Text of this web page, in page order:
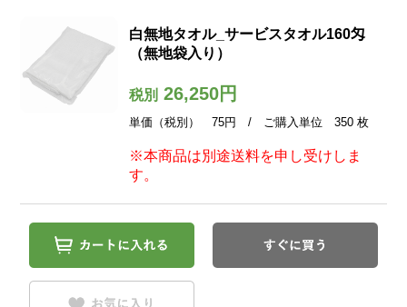
白無地タオル_サービスタオル160匁
（無地袋入り）
税別26,250円
単価（税別） 75円 / ご購入単位 350 枚
※本商品は別途送料を申し受けしま
す。